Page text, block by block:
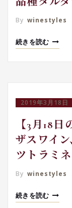
By winestyles
続きを読む
2019年3月18日
【3月18
ザスワイ
ツトラミ
By winestyles
続きを読む